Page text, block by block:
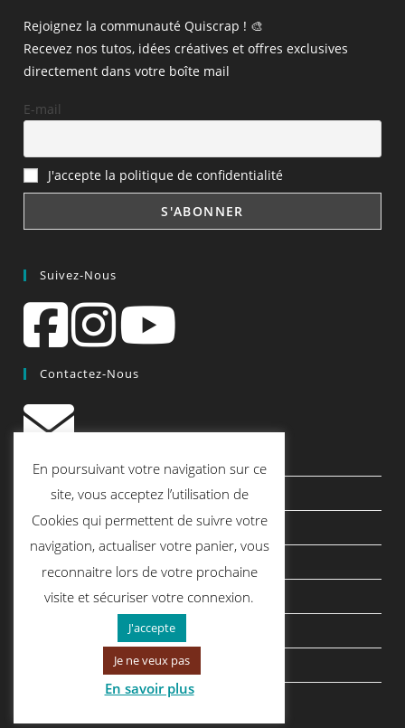
Rejoignez la communauté Quiscrap ! 🎨
Recevez nos tutos, idées créatives et offres exclusives
directement dans votre boîte mail
E-mail
J'accepte la politique de confidentialité
Suivez-Nous
Contactez-Nous
contact@quiscrap.fr
Les Fiches Techniques et les Tutos
Le Blog
Conditions générales de vente
Mentions légales
Politique de confidentialité
politique de cookies
En poursuivant votre navigation sur ce
site, vous acceptez l’utilisation de
Cookies qui permettent de suivre votre
navigation, actualiser votre panier, vous
reconnaitre lors de votre prochaine
visite et sécuriser votre connexion.
J'accepte
Je ne veux pas
En savoir plus